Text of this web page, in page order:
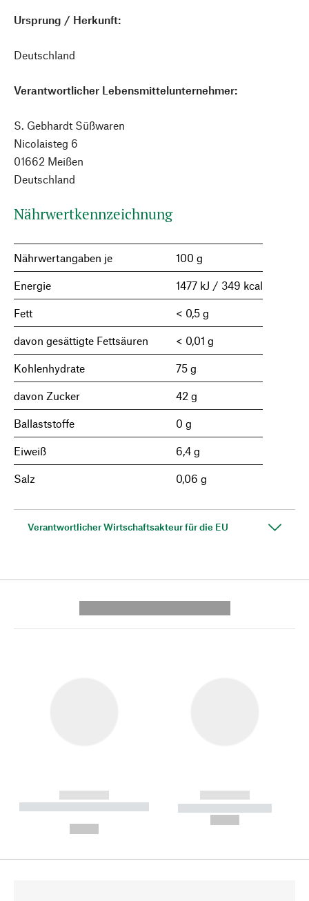
Ursprung / Herkunft:
Deutschland
Verantwortlicher Lebensmittelunternehmer:
S. Gebhardt Süßwaren
Nicolaisteg 6
01662 Meißen
Deutschland
Nährwertkennzeichnung
Nährwertangaben je 100 g
Energie 1477 kJ / 349 kcal
Fett < 0,5 g
davon gesättigte Fettsäuren < 0,01 g
Kohlenhydrate 75 g
davon Zucker 42 g
Ballaststoffe 0 g
Eiweiß 6,4 g
Salz 0,06 g
Verantwortlicher Wirtschaftsakteur für die EU
------------
----------- ----------- --------
------------
----------- -----------